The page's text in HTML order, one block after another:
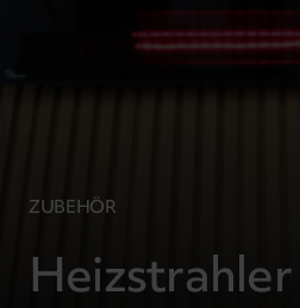
ZUBEHÖR
Heizstrahler